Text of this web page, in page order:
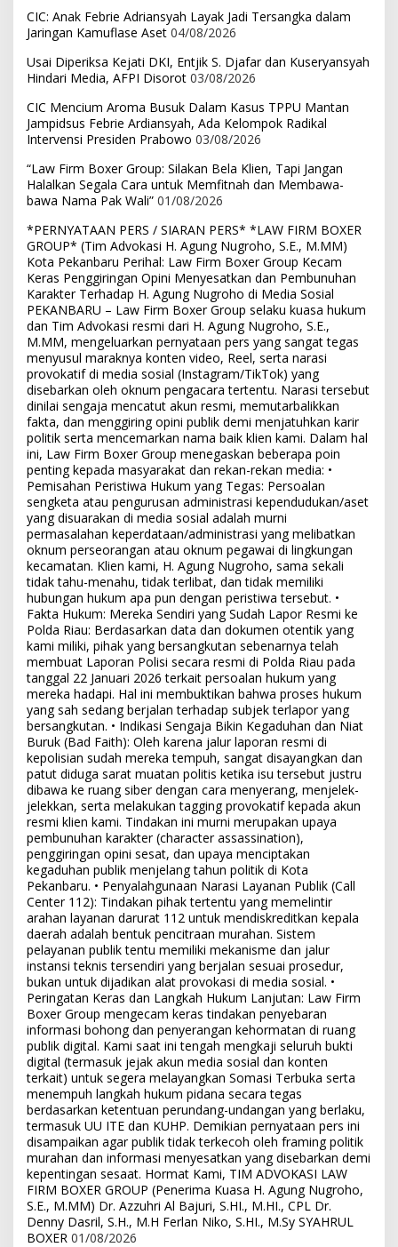
CIC: Anak Febrie Adriansyah Layak Jadi Tersangka dalam
Jaringan Kamuflase Aset 04/08/2026
Usai Diperiksa Kejati DKI, Entjik S. Djafar dan Kuseryansyah
Hindari Media, AFPI Disorot 03/08/2026
CIC Mencium Aroma Busuk Dalam Kasus TPPU Mantan
Jampidsus Febrie Ardiansyah, Ada Kelompok Radikal
Intervensi Presiden Prabowo 03/08/2026
“Law Firm Boxer Group: Silakan Bela Klien, Tapi Jangan
Halalkan Segala Cara untuk Memfitnah dan Membawa-
bawa Nama Pak Wali” 01/08/2026
*PERNYATAAN PERS / SIARAN PERS* *LAW FIRM BOXER
GROUP* (Tim Advokasi H. Agung Nugroho, S.E., M.MM)
Kota Pekanbaru Perihal: Law Firm Boxer Group Kecam
Keras Penggiringan Opini Menyesatkan dan Pembunuhan
Karakter Terhadap H. Agung Nugroho di Media Sosial
PEKANBARU – Law Firm Boxer Group selaku kuasa hukum
dan Tim Advokasi resmi dari H. Agung Nugroho, S.E.,
M.MM, mengeluarkan pernyataan pers yang sangat tegas
menyusul maraknya konten video, Reel, serta narasi
provokatif di media sosial (Instagram/TikTok) yang
disebarkan oleh oknum pengacara tertentu. Narasi tersebut
dinilai sengaja mencatut akun resmi, memutarbalikkan
fakta, dan menggiring opini publik demi menjatuhkan karir
politik serta mencemarkan nama baik klien kami. Dalam hal
ini, Law Firm Boxer Group menegaskan beberapa poin
penting kepada masyarakat dan rekan-rekan media: •
Pemisahan Peristiwa Hukum yang Tegas: Persoalan
sengketa atau pengurusan administrasi kependudukan/aset
yang disuarakan di media sosial adalah murni
permasalahan keperdataan/administrasi yang melibatkan
oknum perseorangan atau oknum pegawai di lingkungan
kecamatan. Klien kami, H. Agung Nugroho, sama sekali
tidak tahu-menahu, tidak terlibat, dan tidak memiliki
hubungan hukum apa pun dengan peristiwa tersebut. •
Fakta Hukum: Mereka Sendiri yang Sudah Lapor Resmi ke
Polda Riau: Berdasarkan data dan dokumen otentik yang
kami miliki, pihak yang bersangkutan sebenarnya telah
membuat Laporan Polisi secara resmi di Polda Riau pada
tanggal 22 Januari 2026 terkait persoalan hukum yang
mereka hadapi. Hal ini membuktikan bahwa proses hukum
yang sah sedang berjalan terhadap subjek terlapor yang
bersangkutan. • Indikasi Sengaja Bikin Kegaduhan dan Niat
Buruk (Bad Faith): Oleh karena jalur laporan resmi di
kepolisian sudah mereka tempuh, sangat disayangkan dan
patut diduga sarat muatan politis ketika isu tersebut justru
dibawa ke ruang siber dengan cara menyerang, menjelek-
jelekkan, serta melakukan tagging provokatif kepada akun
resmi klien kami. Tindakan ini murni merupakan upaya
pembunuhan karakter (character assassination),
penggiringan opini sesat, dan upaya menciptakan
kegaduhan publik menjelang tahun politik di Kota
Pekanbaru. • Penyalahgunaan Narasi Layanan Publik (Call
Center 112): Tindakan pihak tertentu yang memelintir
arahan layanan darurat 112 untuk mendiskreditkan kepala
daerah adalah bentuk pencitraan murahan. Sistem
pelayanan publik tentu memiliki mekanisme dan jalur
instansi teknis tersendiri yang berjalan sesuai prosedur,
bukan untuk dijadikan alat provokasi di media sosial. •
Peringatan Keras dan Langkah Hukum Lanjutan: Law Firm
Boxer Group mengecam keras tindakan penyebaran
informasi bohong dan penyerangan kehormatan di ruang
publik digital. Kami saat ini tengah mengkaji seluruh bukti
digital (termasuk jejak akun media sosial dan konten
terkait) untuk segera melayangkan Somasi Terbuka serta
menempuh langkah hukum pidana secara tegas
berdasarkan ketentuan perundang-undangan yang berlaku,
termasuk UU ITE dan KUHP. Demikian pernyataan pers ini
disampaikan agar publik tidak terkecoh oleh framing politik
murahan dan informasi menyesatkan yang disebarkan demi
kepentingan sesaat. Hormat Kami, TIM ADVOKASI LAW
FIRM BOXER GROUP (Penerima Kuasa H. Agung Nugroho,
S.E., M.MM) Dr. Azzuhri Al Bajuri, S.HI., M.HI., CPL Dr.
Denny Dasril, S.H., M.H Ferlan Niko, S.HI., M.Sy SYAHRUL
BOXER 01/08/2026